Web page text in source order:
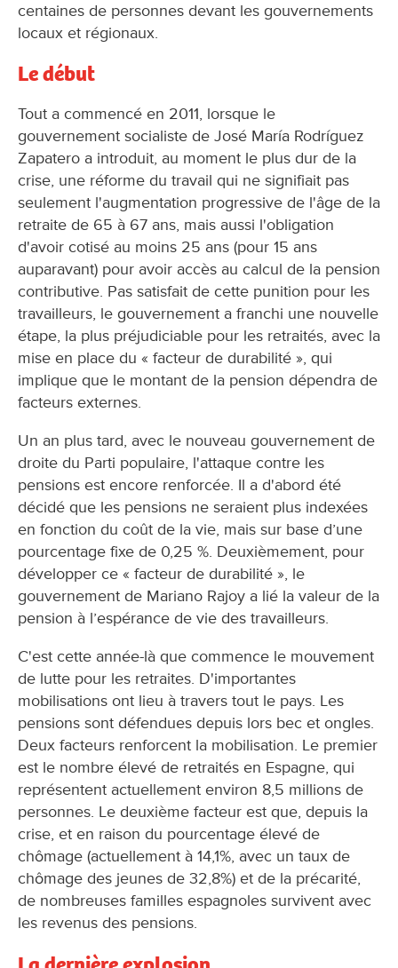
centaines de personnes devant les gouvernements
locaux et régionaux.
Le début
Tout a commencé en 2011, lorsque le
gouvernement socialiste de José María Rodríguez
Zapatero a introduit, au moment le plus dur de la
crise, une réforme du travail qui ne signifiait pas
seulement l'augmentation progressive de l'âge de la
retraite de 65 à 67 ans, mais aussi l'obligation
d'avoir cotisé au moins 25 ans (pour 15 ans
auparavant) pour avoir accès au calcul de la pension
contributive. Pas satisfait de cette punition pour les
travailleurs, le gouvernement a franchi une nouvelle
étape, la plus préjudiciable pour les retraités, avec la
mise en place du « facteur de durabilité », qui
implique que le montant de la pension dépendra de
facteurs externes.
Un an plus tard, avec le nouveau gouvernement de
droite du Parti populaire, l'attaque contre les
pensions est encore renforcée. Il a d'abord été
décidé que les pensions ne seraient plus indexées
en fonction du coût de la vie, mais sur base d’une
pourcentage fixe de 0,25 %. Deuxièmement, pour
développer ce « facteur de durabilité », le
gouvernement de Mariano Rajoy a lié la valeur de la
pension à l’espérance de vie des travailleurs.
C'est cette année-là que commence le mouvement
de lutte pour les retraites. D'importantes
mobilisations ont lieu à travers tout le pays. Les
pensions sont défendues depuis lors bec et ongles.
Deux facteurs renforcent la mobilisation. Le premier
est le nombre élevé de retraités en Espagne, qui
représentent actuellement environ 8,5 millions de
personnes. Le deuxième facteur est que, depuis la
crise, et en raison du pourcentage élevé de
chômage (actuellement à 14,1%, avec un taux de
chômage des jeunes de 32,8%) et de la précarité,
de nombreuses familles espagnoles survivent avec
les revenus des pensions.